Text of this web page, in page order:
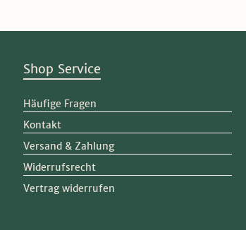
Shop Service
Häufige Fragen
Kontakt
Versand & Zahlung
Widerrufsrecht
Vertrag widerrufen